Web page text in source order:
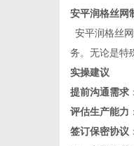
安平润格丝网
安平润格丝
务。无论是特
实操建议
提前沟通需求
评估生产能力
签订保密协议